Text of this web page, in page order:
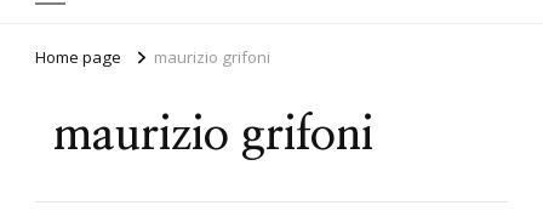
Home page maurizio grifoni
maurizio grifoni